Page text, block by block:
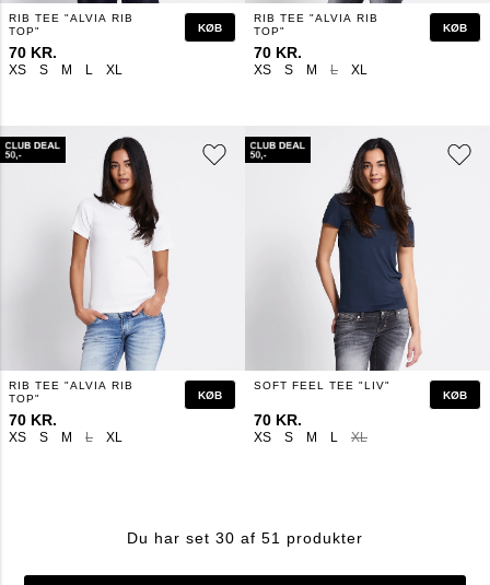
XS S M L XL
RIB TEE "ALVIA RIB
TOP"
70 KR.
KØB
XS S M L XL
RIB TEE "ALVIA RIB
TOP"
70 KR.
KØB
XS S M L XL
RIB TEE "ALVIA RIB
TOP"
70 KR.
KØB
XS S M L XL
SOFT FEEL TEE "LIV"
70 KR.
KØB
Du har set 30 af 51 produkter